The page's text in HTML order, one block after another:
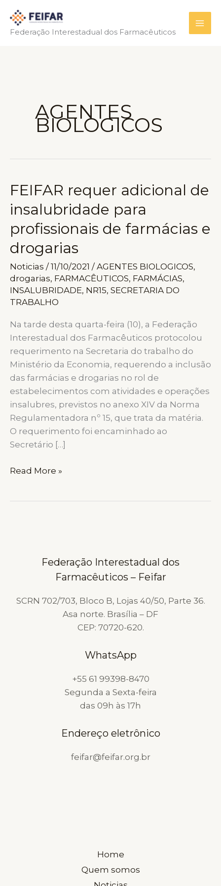
para
Federação Interestadual dos Farmacêuticos
AGENTES
BIOLOGICOS
FEIFAR requer adicional de
insalubridade para
profissionais de farmácias e
drogarias
Noticias /11/10/2021 /AGENTES BIOLOGICOS,
drogarias, FARMACÊUTICOS, FARMÁCIAS,
INSALUBRIDADE, NR15, SECRETARIA DO
TRABALHO
Na tarde desta quarta-feira (10), a Federação
Interestadual dos Farmacêuticos protocolou
requerimento na Secretaria do trabalho do
Ministério da Economia, requerendo a inclusão
das farmácias e drogarias no rol de
estabelecimentos com atividades e operações
insalubres, previstos no anexo XIV da Norma
Regulamentadora nº 15, que trata da matéria.
O requerimento foi encaminhado ao
Secretário […]
FEIFAR
drogarias
Read More »
Federação Interestadual dos
Farmacêuticos – Feifar
SCRN 702/703, Bloco B, Lojas 40/50, Parte 36.
Asa norte. Brasília – DF
CEP: 70720-620.
WhatsApp
+55 61 99398-8470
Segunda a Sexta-feira
das 09h às 17h
Endereço eletrônico
feifar@feifar.org.br
Home
Quem somos